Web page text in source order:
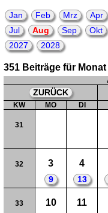
Jan Feb Mrz Apr
Jul
Aug Sep Okt
2027
2028
351 Beiträge für
ZURÜCK
KW MO DI
31
32 3
9
4
13
33 10 11